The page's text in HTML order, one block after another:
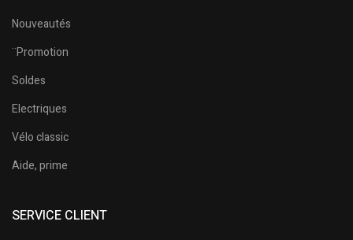
Nouveautés
¨Promotion
Soldes
Electriques
Vélo classic
Aide, prime
SERVICE CLIENT